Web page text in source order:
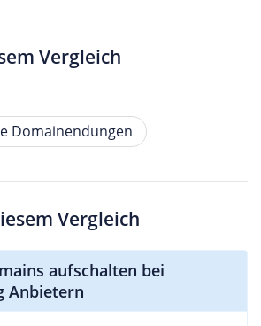
Vergleich
Domainendungen
Vergleich
aufschalten bei
Anbietern